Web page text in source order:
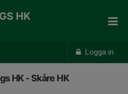
Logga in
HK
HK - Skåre HK